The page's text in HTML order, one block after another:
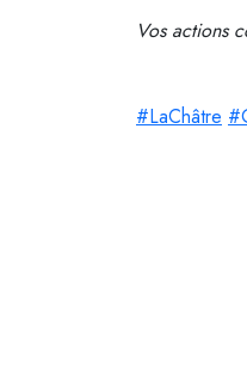
Vos actions
#LaChâtre